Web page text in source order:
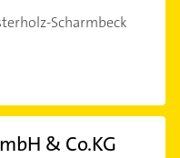
Scharmbeck
& Co.KG